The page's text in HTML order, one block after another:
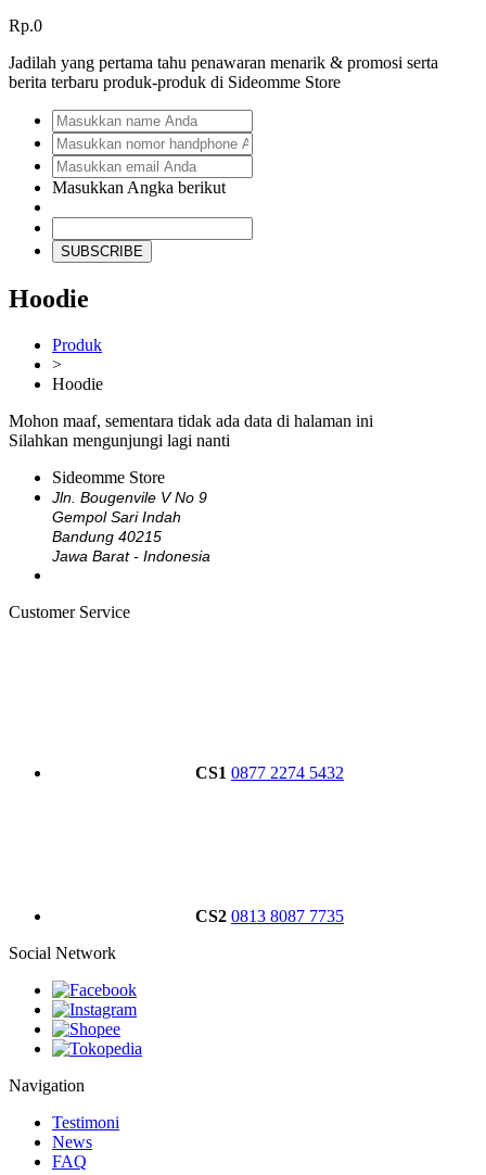
Rp.0
Jadilah yang pertama tahu penawaran menarik & promosi serta
berita terbaru produk-produk di Sideomme Store
Masukkan Angka berikut
SUBSCRIBE
Hoodie
Produk
>
Hoodie
Mohon maaf, sementara tidak ada data di halaman ini
Silahkan mengunjungi lagi nanti
Sideomme Store
Jln. Bougenvile V No 9
Gempol Sari Indah
Bandung 40215
Jawa Barat - Indonesia
Customer Service
CS1 0877 2274 5432
CS2 0813 8087 7735
Social Network
Navigation
Testimoni
News
FAQ